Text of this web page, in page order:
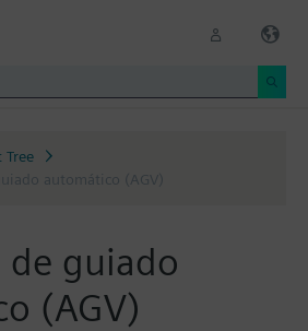
Tree
automático (AGV)
de guiado
(AGV)